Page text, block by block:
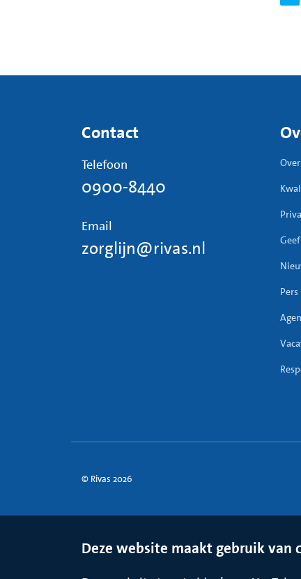
Contact
Telefoon
0900-8440
Email
zorglijn@rivas.nl
Pers
© Rivas 2026
Deze website maakt gebruik van